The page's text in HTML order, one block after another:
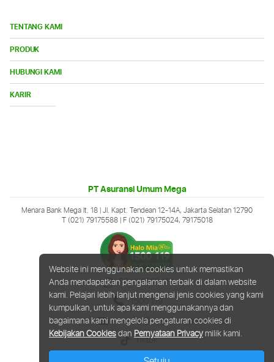
TENTANG KAMI
PRODUK
HUBUNGI KAMI
KARIR
PT Asuransi Umum Mega
Menara Bank Mega lt. 18 | Jl. Kapt. Tendean 12-14A, Jakarta Selatan 12790
T (021) 79175588| F (021) 79175024, 79175018
08111 1500 119
1500 119
halomia@megainsurance.co.id
Tiktok
Website ini menggunakan cookies untuk memastikan
Anda mendapatkan pengalaman terbaik di dalam website
kami. Pelajari lebih lanjut mengenai jenis cookies yang kami
kumpulkan, untuk apa kami menggunakannya dan
bagaimana kami mengelola pengaturan cookies di
Kebijakan Cookiesdan Pernyataan Privacymilik kami.